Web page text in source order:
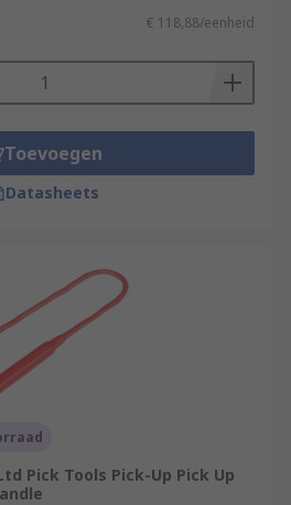
€ 118,88/eenheid
Toevoegen
Datasheets
Pick Tools Pick-Up Pick Up